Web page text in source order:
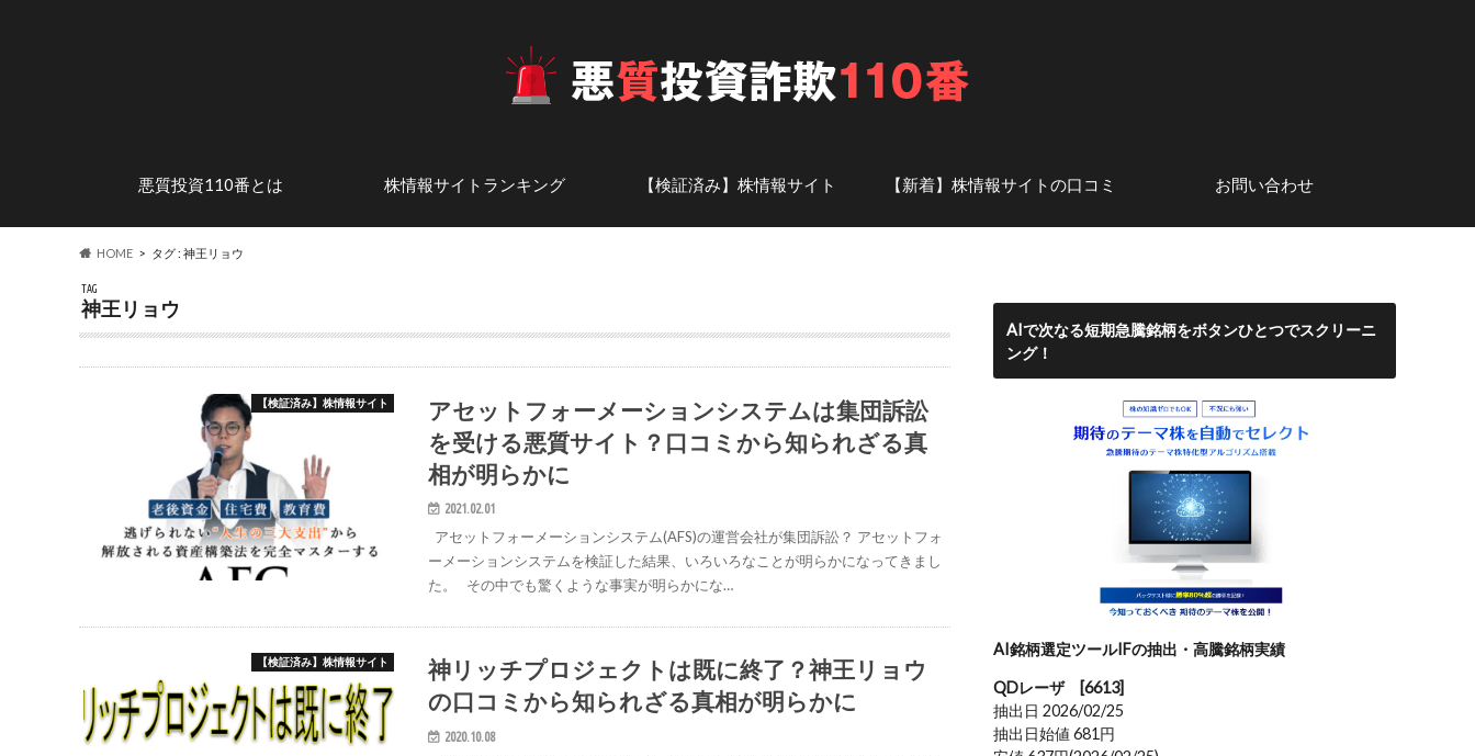
悪質投資110番とは
安心して株式投資を楽しむため
に
株式投資の魅力
投資詐欺の手口
危険なステマサイトを調査
株情報サイトランキング
行政処分歴のある投資顧問
優良投資顧問サイト
【検証済み】株情報サイト
株情報サイト-あ行
株情報サイト-か行
株情報サイト-さ行
株情報サイト-た行
株情報サイト-な行
株情報サイト-は行
株情報サイト-ま行
株情報サイト-や・ら・わ行
株情報サイト-英数字
アナリスト一覧 話題の投資系アナリスト
【新着】株情報サイトの口コミ
証券会社の口コミ・評判
株初心者にもおすすめのネット
お問い合わせ
サイト運営者情報
HOME タグ : 神王リョウ
TAG
神王リョウ
【検証済み】株情報サイト
アセットフォーメーションシステムは集団訴訟
を受ける悪質サイト？口コミから知られざる真
相が明らかに
2021.02.01
アセットフォーメーションシステム(AFS)の運営会社が集団訴訟？ アセットフォ
ーメーションシステムを検証した結果、いろいろなことが明らかになってきまし
た。 その中でも驚くような事実が明らかにな…
【検証済み】株情報サイト
神リッチプロジェクトは既に終了？神王リョウ
の口コミから知られざる真相が明らかに
2020.10.08
AIで次なる短期急騰銘柄をボタンひとつでスクリーニ
ング！
AI銘柄選定ツールIFの抽出・高騰銘柄実績
QDレーザ [6613]
抽出日 2026/02/25
抽出日始値 681円